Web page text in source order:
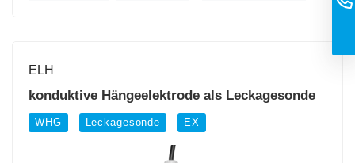
ELH
konduktive Hängeelektrode als Leckagesonde
WHG Leckagesonde EX